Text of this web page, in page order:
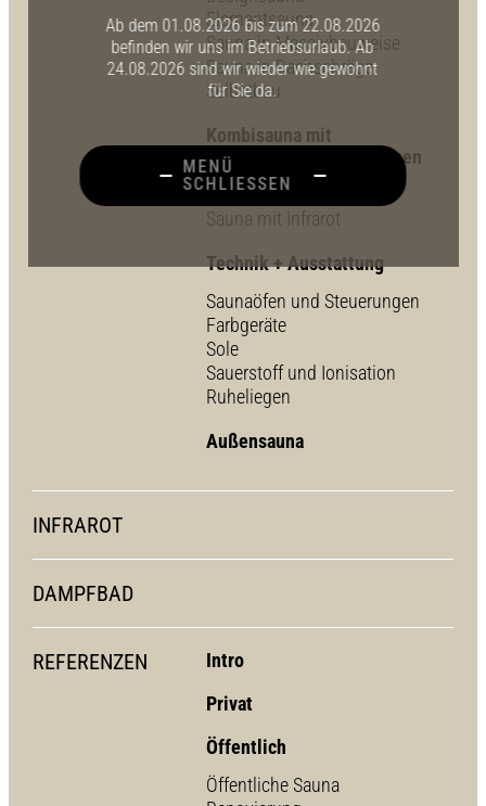
Elementsauna
Sauna in Massivbauweise
Sauna in Dachschräge
Selbstbau
Kombisauna mit
verschiedenen Badeformen
Feuchte Sauna
Sauna mit Infrarot
Technik + Ausstattung
Saunaöfen und Steuerungen
Farbgeräte
Sole
Sauerstoff und Ionisation
Ruheliegen
Außensauna
INFRAROT
DAMPFBAD
REFERENZEN
Intro
Privat
Öffentlich
Öffentliche Sauna
Ab dem 01.08.2026 bis zum 22.08.2026
befinden wir uns im Betriebsurlaub. Ab
24.08.2026 sind wir wieder wie gewohnt
für Sie da.
MENÜ
SCHLIESSEN